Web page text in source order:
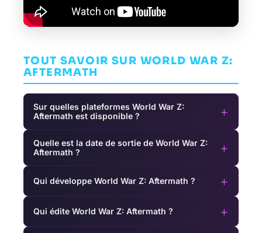
TOUT SAVOIR SUR WORLD WAR Z:
AFTERMATH
Sur quelles plateformes World War Z:
Aftermath est disponible ?
+
Quelle est la date de sortie de World War Z:
Aftermath ?
+
Qui développe World War Z: Aftermath ? +
Qui édite World War Z: Aftermath ? +